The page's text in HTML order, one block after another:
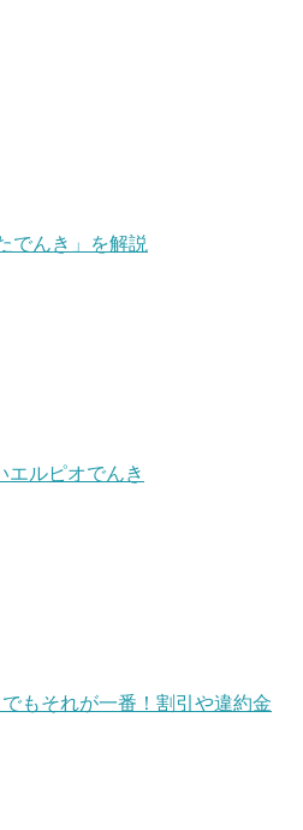
でんき」を解説
エルピオでんき
もそれが一番！割引や違約金